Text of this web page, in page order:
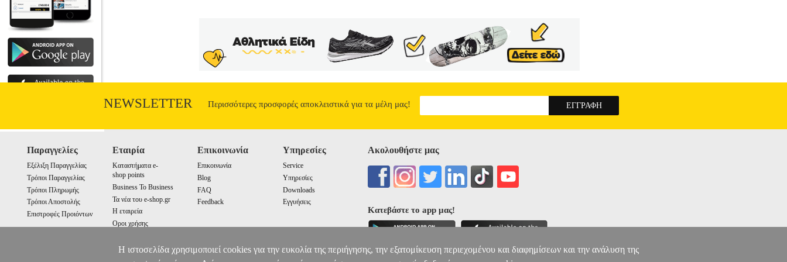
NEWSLETTER Περισσότερες προσφορές αποκλειστικά για τα μέλη μας!
Παραγγελίες
Εξέλιξη Παραγγελίας
Τρόποι Παραγγελίας
Τρόποι Πληρωμής
Τρόποι Αποστολής
Επιστροφές Προιόντων
Εταιρία
Καταστήματα e-
shop points
Business To Business
Τα νέα του e-shop.gr
Η εταιρεία
Οροι χρήσης
Επικοινωνία
Επικοινωνία
Blog
FAQ
Feedback
Υπηρεσίες
Service
Υπηρεσίες
Downloads
Εγγυήσεις
Ακολουθήστε μας
Κατεβάστε το app μας!
Η ιστοσελίδα χρησιμοποιεί cookies για την ευκολία της περιήγησης, την εξατομίκευση περιεχομένου και διαφημίσεων και την ανάλυση της